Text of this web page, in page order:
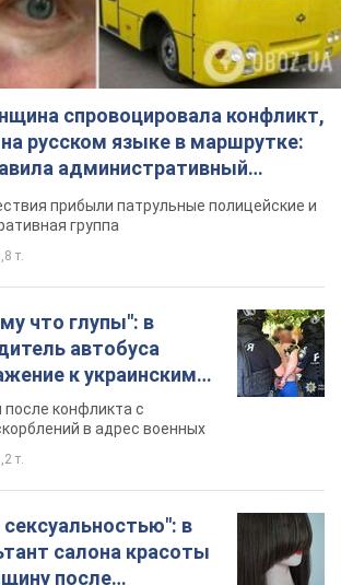
спровоцировала конфликт,
на русском языке в маршрутке:
административный
прибыли патрульные полицейские и
группа
т.
что глупы": в
автобуса
к украинским
за это.
после конфликта с
в адрес военных
т.
в
салона красоты
после